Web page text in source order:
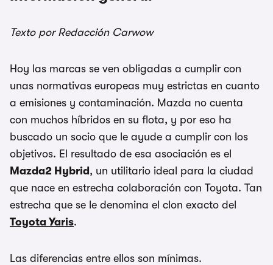
Texto por Redacción Carwow
Hoy las marcas se ven obligadas a cumplir con
unas normativas europeas muy estrictas en cuanto
a emisiones y contaminación. Mazda no cuenta
con muchos híbridos en su flota, y por eso ha
buscado un socio que le ayude a cumplir con los
objetivos. El resultado de esa asociación es el
Mazda2 Hybrid , un utilitario ideal para la ciudad
que nace en estrecha colaboración con Toyota. Tan
estrecha que se le denomina el clon exacto del
Toyota Yaris.
Las diferencias entre ellos son mínimas.